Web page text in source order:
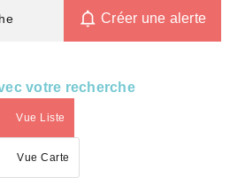
Créer une alerte
votre recherche
Vue Liste
Vue Carte